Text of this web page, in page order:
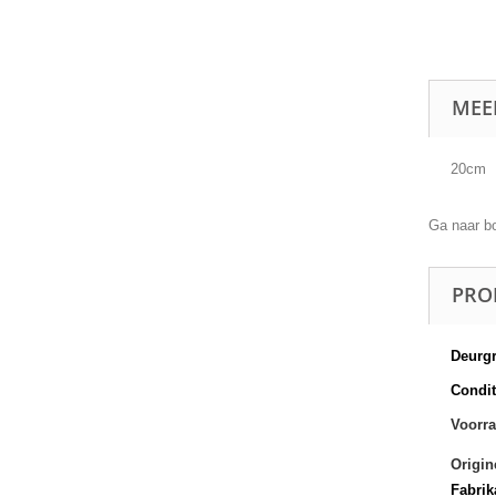
20cm
Ga naar